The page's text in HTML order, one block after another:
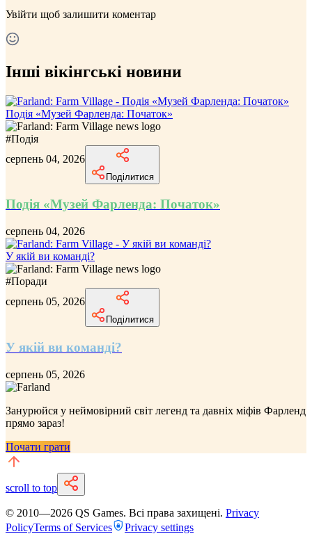
Увійти щоб залишити коментар
Інші вікінгські новини
Подія «Музей Фарленда: Початок»
#Подія
серпень 04, 2026
Поділитися
Подія «Музей Фарленда: Початок»
серпень 04, 2026
У якій ви команді?
#Поради
серпень 05, 2026
Поділитися
У якій ви команді?
серпень 05, 2026
Занурюйся у неймовірний світ легенд та давніх міфів Фарленд
прямо зараз!
Почати грати
scroll to top
© 2010—2026 QS Games. Всі права захищені. Privacy
PolicyTerms of Services Privacy settings